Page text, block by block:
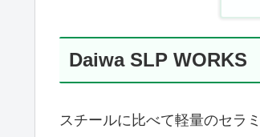
Daiwa SLP
スチールに比べて軽量のセラ